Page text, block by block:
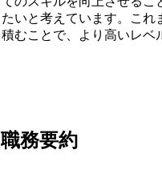
いと考えています。これ
むことで、より高いレベ
職務要約